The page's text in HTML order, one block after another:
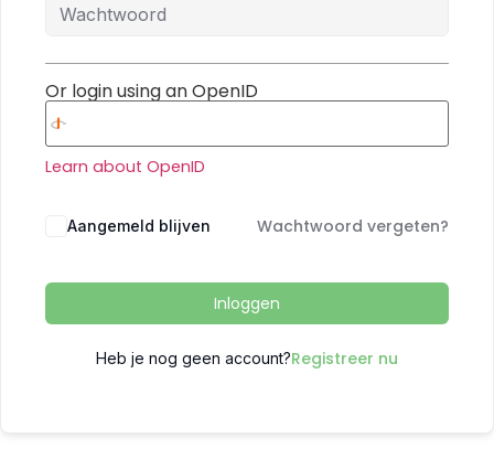
Or login using an OpenID
Learn about OpenID
Aangemeld blijven Wachtwoord vergeten?
Inloggen
Heb je nog geen account?Registreer nu